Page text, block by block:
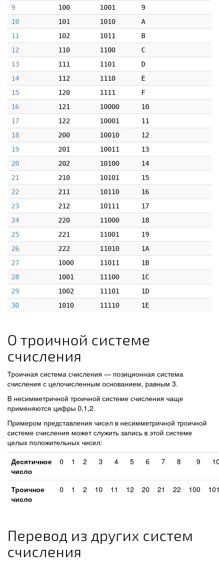
9
100 1001
9
10
101 1010
A
11
102 1011
B
12
110 1100
C
13
111 1101
D
14
112 1110
E
15
120 1111
F
16
121 10000
10
17
122 10001
11
18
200 10010
12
19
201 10011
13
20
202 10100
14
21
210 10101
15
22
211 10110
16
23
212 10111
17
24
220 11000
18
25
221 11001
19
26
222 11010
1A
27
1000 11011
1B
28
1001 11100
1C
29
1002 11101
1D
30
1010 11110 1E
О троичной системе
счисления
Троичная система счисления — позиционная система
счисления с целочисленным основанием, равным 3.
В несимметричной троичной системе счисления чаще
применяются цифры 0,1,2.
Примером представления чисел в несимметричной троичной
системе счисления может служить запись в этой системе
целых положительных чисел:
Десятичное
число
0 1 2 3 4 5 6 7 8 9
Троичное
число
0 1 2 10 11 12 20 21 22 100
Перевод из других систем
счисления